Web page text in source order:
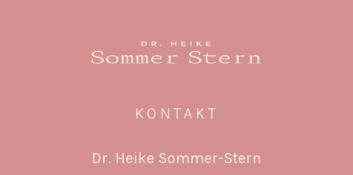
KONTAKT
Dr. Heike Sommer-Stern